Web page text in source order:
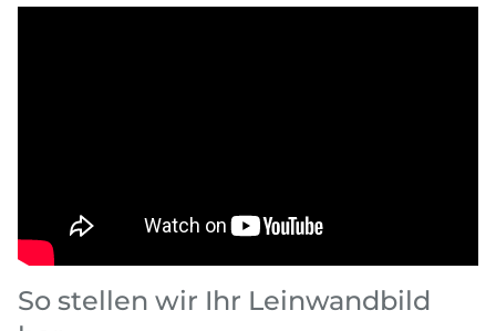
So stellen wir Ihr Leinwandbild